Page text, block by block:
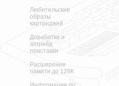
Любительские
образы
картриджей
Доработки и
апгрейд
приставки
Расширение
памяти до 128К